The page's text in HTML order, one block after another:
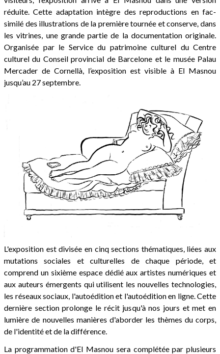
réduite. Cette adaptation intègre des reproductions en fac-
similé des illustrations de la première tournée et conserve, dans
les vitrines, une grande partie de la documentation originale.
Organisée par le Service du patrimoine culturel du Centre
culturel du Conseil provincial de Barcelone et le musée Palau
Mercader de Cornellà, l’exposition est visible à El Masnou
jusqu’au 27 septembre.
L'exposition est divisée en cinq sections thématiques, liées aux
mutations sociales et culturelles de chaque période, et
comprend un sixième espace dédié aux artistes numériques et
aux auteurs émergents qui utilisent les nouvelles technologies,
les réseaux sociaux, l'autoédition et l'autoédition en ligne. Cette
dernière section prolonge le récit jusqu'à nos jours et met en
lumière de nouvelles manières d'aborder les thèmes du corps,
de l'identité et de la différence.
La programmation d'El Masnou sera complétée par plusieurs